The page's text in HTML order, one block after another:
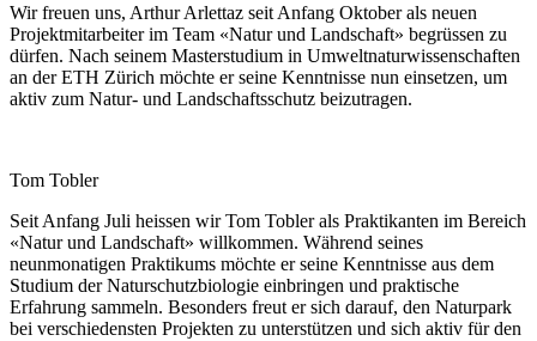
Wir freuen uns, Arthur Arlettaz seit Anfang Oktober als neuen
Projektmitarbeiter im Team «Natur und Landschaft» begrüssen zu
dürfen. Nach seinem Masterstudium in Umweltnaturwissenschaften
an der ETH Zürich möchte er seine Kenntnisse nun einsetzen, um
aktiv zum Natur- und Landschaftsschutz beizutragen.
Tom Tobler
Seit Anfang Juli heissen wir Tom Tobler als Praktikanten im Bereich
«Natur und Landschaft» willkommen. Während seines
neunmonatigen Praktikums möchte er seine Kenntnisse aus dem
Studium der Naturschutzbiologie einbringen und praktische
Erfahrung sammeln. Besonders freut er sich darauf, den Naturpark
bei verschiedensten Projekten zu unterstützen und sich aktiv für den